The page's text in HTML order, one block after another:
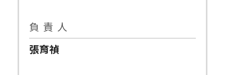
負 責 人
張育禎